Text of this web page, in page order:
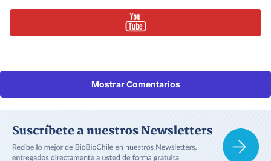
Mostrar Comentarios